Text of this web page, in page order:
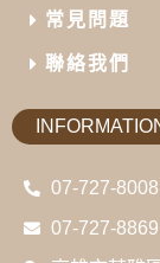
常見問題
聯絡我們
07-727-8008
07-727-8869